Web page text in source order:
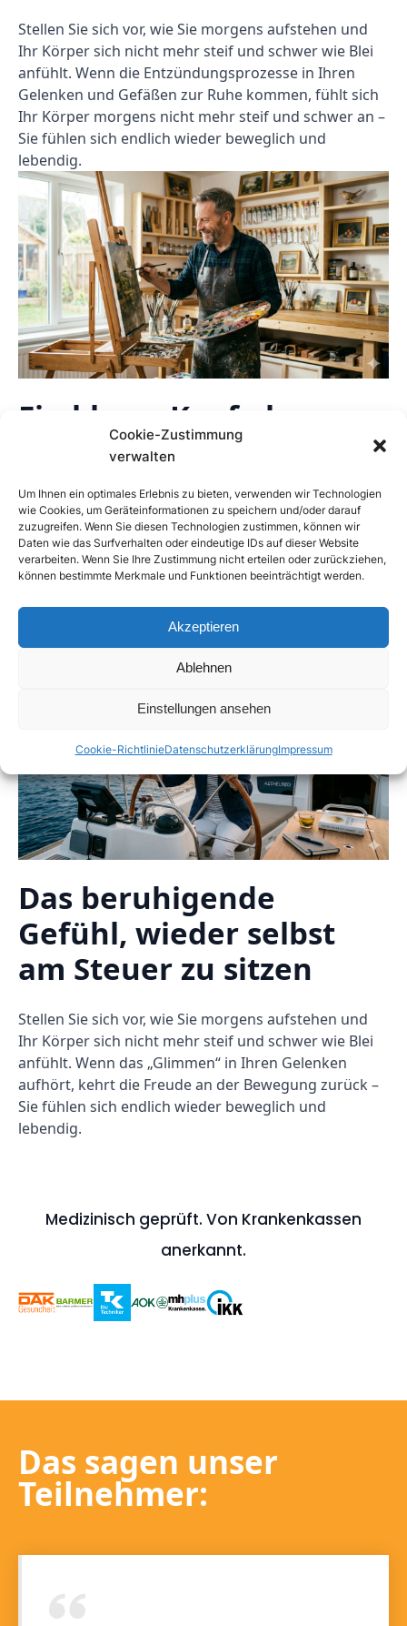
Cookie-Zustimmung
verwalten
Um Ihnen ein optimales Erlebnis zu bieten, verwenden wir Technologien
wie Cookies, um Geräteinformationen zu speichern und/oder darauf
zuzugreifen. Wenn Sie diesen Technologien zustimmen, können wir
Daten wie das Surfverhalten oder eindeutige IDs auf dieser Website
verarbeiten. Wenn Sie Ihre Zustimmung nicht erteilen oder zurückziehen,
können bestimmte Merkmale und Funktionen beeinträchtigt werden.
Akzeptieren
Ablehnen
Einstellungen ansehen
Cookie-RichtlinieDatenschutzerklärungImpressum
Stellen Sie sich vor, wie Sie morgens aufstehen und
Ihr Körper sich nicht mehr steif und schwer wie Blei
anfühlt. Wenn die Entzündungsprozesse in Ihren
Gelenken und Gefäßen zur Ruhe kommen, fühlt sich
Ihr Körper morgens nicht mehr steif und schwer an –
Sie fühlen sich endlich wieder beweglich und
lebendig.
Ein klarer Kopf ohne
den „Nebel der
Müdigkeit“
Schluss mit der bleiernen Erschöpfung, die Sie durch
den Tag schleppt. Wenn die Entzündungsprozesse
zur Ruhe kommen, lichtet sich der Nebel: Ihre
Konzentration kehrt zurück, Sie sind hellwach und
haben wieder die mentale Kraft für Ihre Liebsten und
Ihre Hobbys.
Das beruhigende
Gefühl, wieder selbst
am Steuer zu sitzen
Stellen Sie sich vor, wie Sie morgens aufstehen und
Ihr Körper sich nicht mehr steif und schwer wie Blei
anfühlt. Wenn das „Glimmen“ in Ihren Gelenken
aufhört, kehrt die Freude an der Bewegung zurück –
Sie fühlen sich endlich wieder beweglich und
lebendig.
Medizinisch geprüft. Von Krankenkassen
anerkannt.
Das sagen unser
Teilnehmer: